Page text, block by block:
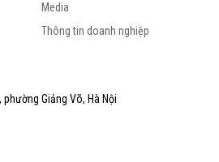
Media
Thông tin doanh nghiệp
Giảng Võ, Hà Nội